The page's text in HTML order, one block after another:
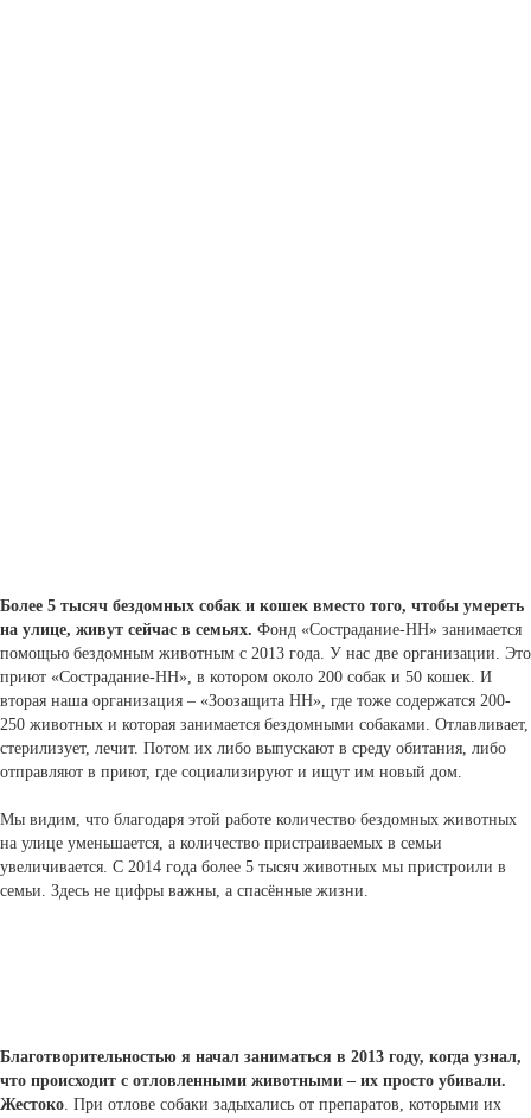
Более 5 тысяч бездомных собак и кошек вместо того, чтобы умереть
на улице, живут сейчас в семьях. Фонд «Сострадание-НН» занимается
помощью бездомным животным с 2013 года. У нас две организации. Это
приют «Сострадание-НН», в котором около 200 собак и 50 кошек. И
вторая наша организация – «Зоозащита НН», где тоже содержатся 200-
250 животных и которая занимается бездомными собаками. Отлавливает,
стерилизует, лечит. Потом их либо выпускают в среду обитания, либо
отправляют в приют, где социализируют и ищут им новый дом.
Мы видим, что благодаря этой работе количество бездомных животных
на улице уменьшается, а количество пристраиваемых в семьи
увеличивается. С 2014 года более 5 тысяч животных мы пристроили в
семьи. Здесь не цифры важны, а спасённые жизни.
Благотворительностью я начал заниматься в 2013 году, когда узнал,
что происходит с отловленными животными – их просто убивали.
Жестоко. При отлове собаки задыхались от препаратов, которыми их